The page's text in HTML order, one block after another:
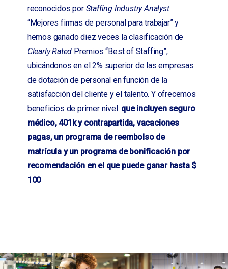
reconocidos por Staffing Industry Analyst
“Mejores firmas de personal para trabajar” y
hemos ganado diez veces la clasificación de
Clearly Rated Premios “Best of Staffing”,
ubicándonos en el 2% superior de las empresas
de dotación de personal en función de la
satisfacción del cliente y el talento. Y ofrecemos
beneficios de primer nivel: que incluyen seguro
médico, 401k y contrapartida, vacaciones
pagas, un programa de reembolso de
matrícula y un programa de bonificación por
recomendación en el que puede ganar hasta $
100